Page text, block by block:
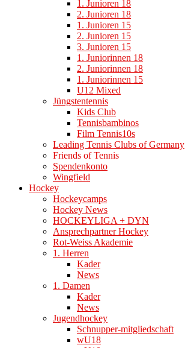
1. Junioren 18
2. Junioren 18
1. Junioren 15
2. Junioren 15
3. Junioren 15
1. Juniorinnen 18
2. Juniorinnen 18
1. Juniorinnen 15
U12 Mixed
Jüngstentennis
Kids Club
Tennisbambinos
Film Tennis10s
Leading Tennis Clubs of Germany
Friends of Tennis
Spendenkonto
Wingfield
Hockey
Hockeycamps
Hockey News
HOCKEYLIGA + DYN
Ansprechpartner Hockey
Rot-Weiss Akademie
1. Herren
Kader
News
1. Damen
Kader
News
Jugendhockey
Schnupper-mitgliedschaft
wU18